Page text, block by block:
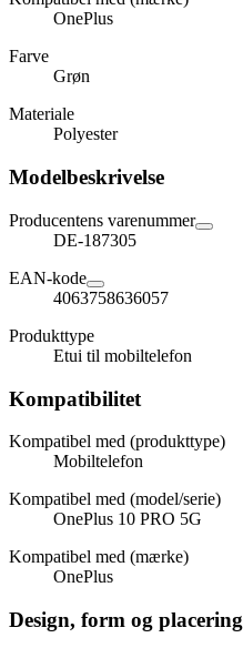
OnePlus
Farve
Grøn
Materiale
Polyester
Modelbeskrivelse
Producentens varenummer
DE-187305
EAN-kode
4063758636057
Produkttype
Etui til mobiltelefon
Kompatibilitet
Kompatibel med (produkttype)
Mobiltelefon
Kompatibel med (model/serie)
OnePlus 10 PRO 5G
Kompatibel med (mærke)
OnePlus
Design, form og placering